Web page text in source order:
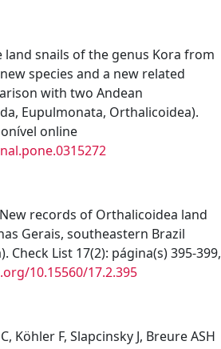
land snails of the genus Kora from
species and a new related
with two Andean
Eupulmonata, Orthalicoidea).
online
New records of Orthalicoidea land
Gerais, southeastern Brazil
List 17(2): página(s) 395-399,
10.15560/17.2.395
Köhler F, Slapcinsky J, Breure ASH